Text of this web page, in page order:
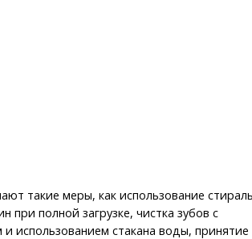
такие меры, как использование
при полной загрузке, чистка зубов с
использованием стакана воды, принятие